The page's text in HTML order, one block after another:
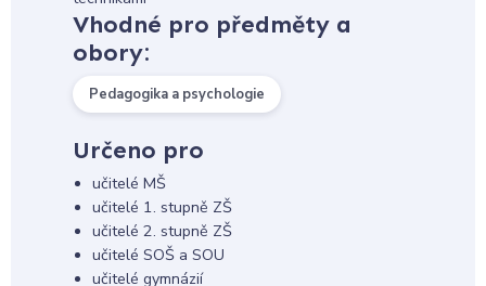
Vhodné pro předměty a
obory:
Pedagogika a psychologie
Určeno pro
učitelé MŠ
učitelé 1. stupně ZŠ
učitelé 2. stupně ZŠ
učitelé SOŠ a SOU
učitelé gymnázií